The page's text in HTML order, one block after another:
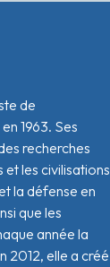
de
1963. Ses
recherches
et les civilisations
la défense en
que les
année la
2012, elle a créé